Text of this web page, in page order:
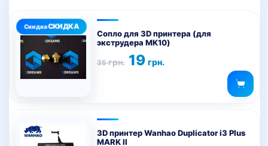
Сопло для 3D принтера (для
экструдера MK10)
35грн.
Первоначальная
цена
19грн.
Текущая
цена:
Этот
товар
имеет
несколько
вариаций.
3D принтер Wanhao Duplicator i3 Plus
MARK II